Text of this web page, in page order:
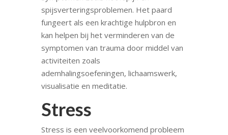
spijsverteringsproblemen. Het paard
fungeert als een krachtige hulpbron en
kan helpen bij het verminderen van de
symptomen van trauma door middel van
activiteiten zoals
ademhalingsoefeningen, lichaamswerk,
visualisatie en meditatie.
Stress
Stress is een veelvoorkomend probleem